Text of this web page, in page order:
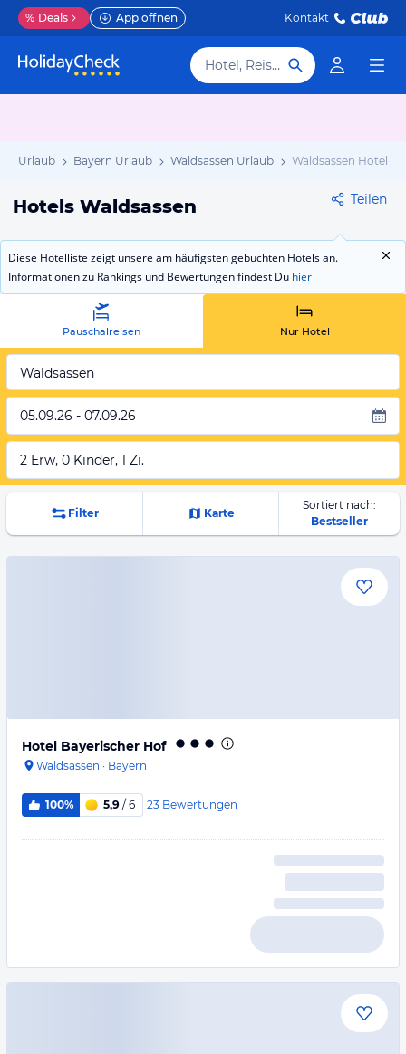
% Deals App öffnen Kontakt
Hotel, Reiseziel
Urlaub Bayern Urlaub Waldsassen Urlaub Waldsassen Hotels
Hotels Waldsassen Teilen
Diese Hotelliste zeigt unsere am häufigsten gebuchten Hotels an.
Informationen zu Rankings und Bewertungen findest Du hier
Pauschalreisen Nur Hotel
Waldsassen
05.09.26 - 07.09.26
2 Erw, 0 Kinder, 1 Zi.
Filter Karte
Sortiert nach:
Bestseller
Hotel Bayerischer Hof
Waldsassen · Bayern
100% 5,9 / 6 23 Bewertungen